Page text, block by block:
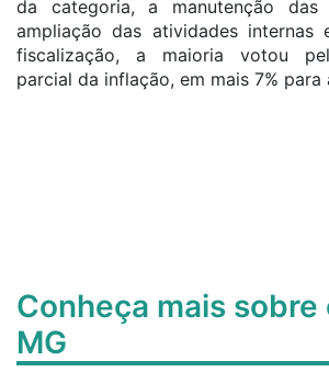
da categoria, a manutenção das
ampliação das atividades internas
fiscalização, a maioria votou
parcial da inflação, em mais 7% para
Conheça mais sobre
MG